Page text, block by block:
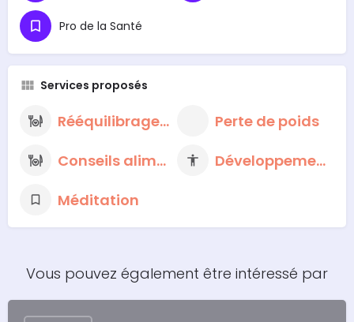
Pro de la Santé
Services proposés
Rééquilibrage alimentaire
Perte de poids
Conseils alimentaires nutritionnels
Développement personnel
Méditation
Vous pouvez également être intéressé par